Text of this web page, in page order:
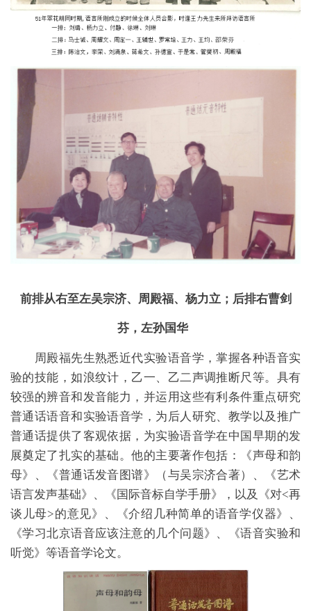
前排从右至左吴宗济、周殿福、杨力立；后排右曹剑
芬，左孙国华
周殿福先生熟悉近代实验语音学，掌握各种语音实
验的技能，如浪纹计，乙一、乙二声调推断尺等。具有
较强的辨音和发音能力，并运用这些有利条件重点研究
普通话语音和实验语音学，为后人研究、教学以及推广
普通话提供了客观依据，为实验语音学在中国早期的发
展奠定了扎实的基础。他的主要著作包括：《声母和韵
母》、《普通话发音图谱》（与吴宗济合著）、《艺术
语言发声基础》、《国际音标自学手册》，以及《对<再
谈儿母>的意见》、《介绍几种简单的语音学仪器》、
《学习北京语音应该注意的几个问题》、《语音实验和
听觉》等语音学论文。